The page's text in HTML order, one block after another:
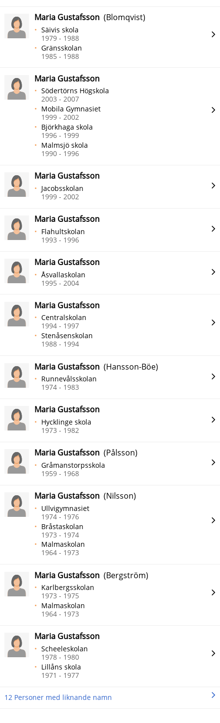
Maria Gustafsson (Blomqvist)
Säivis skola
1979 - 1988
Gränsskolan
1985 - 1988
Maria Gustafsson
Södertörns Högskola
2003 - 2007
Mobila Gymnasiet
1999 - 2002
Björkhaga skola
1996 - 1999
Malmsjö skola
1990 - 1996
Maria Gustafsson
Jacobsskolan
1999 - 2002
Maria Gustafsson
Flahultskolan
1993 - 1996
Maria Gustafsson
Åsvallaskolan
1995 - 2004
Maria Gustafsson
Centralskolan
1994 - 1997
Stenåsenskolan
1988 - 1994
Maria Gustafsson (Hansson-Böe)
Runnevålsskolan
1974 - 1983
Maria Gustafsson
Hycklinge skola
1973 - 1982
Maria Gustafsson (Pålsson)
Gråmanstorpsskola
1959 - 1968
Maria Gustafsson (Nilsson)
Ullvigymnasiet
1974 - 1976
Bråstaskolan
1973 - 1974
Malmaskolan
1964 - 1973
Maria Gustafsson (Bergström)
Karlbergsskolan
1973 - 1975
Malmaskolan
1964 - 1973
Maria Gustafsson
Scheeleskolan
1978 - 1980
Lillåns skola
1971 - 1977
12 Personer med liknande namn